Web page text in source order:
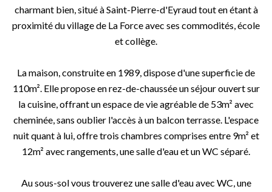
charmant bien, situé à Saint-Pierre-d'Eyraud tout en étant à
proximité du village de La Force avec ses commodités, école
et collège.
La maison, construite en 1989, dispose d'une superficie de
110m². Elle propose en rez-de-chaussée un séjour ouvert sur
la cuisine, offrant un espace de vie agréable de 53m² avec
cheminée, sans oublier l'accès à un balcon terrasse. L'espace
nuit quant à lui, offre trois chambres comprises entre 9m² et
12m² avec rangements, une salle d'eau et un WC séparé.
Au sous-sol vous trouverez une salle d'eau avec WC, une